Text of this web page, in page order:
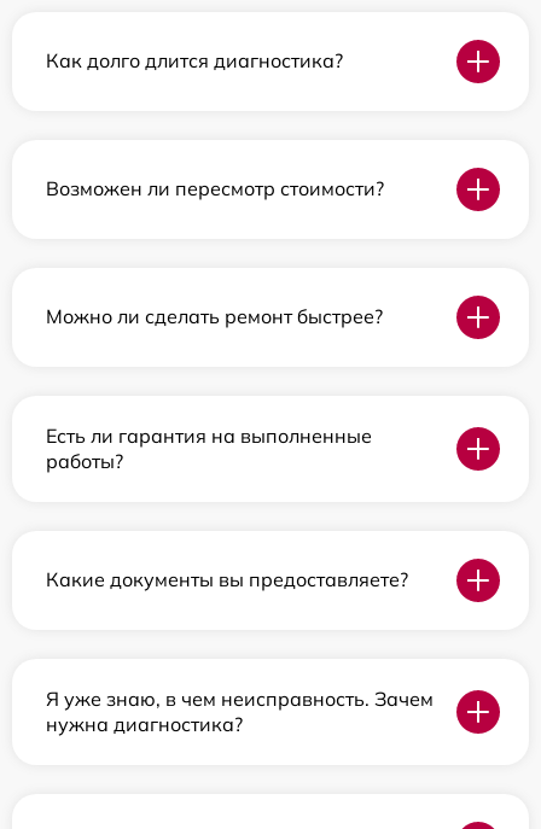
Как долго длится диагностика?
Возможен ли пересмотр стоимости?
Можно ли сделать ремонт быстрее?
Есть ли гарантия на выполненные
работы?
Какие документы вы предоставляете?
Я уже знаю, в чем неисправность. Зачем
нужна диагностика?